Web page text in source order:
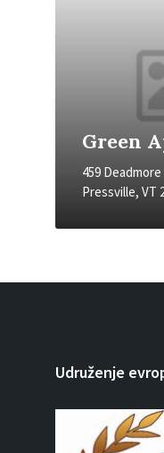
Green
459 Deadmore
Pressville, VT
Udruženje